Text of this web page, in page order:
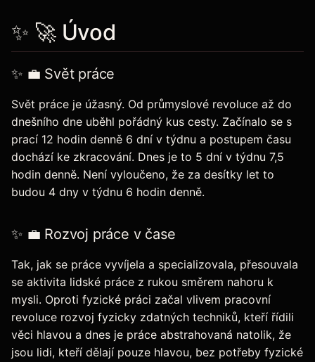
✨ 🚀 Úvod
✨ 💼 Svět práce
Svět práce je úžasný. Od průmyslové revoluce až do
dnešního dne uběhl pořádný kus cesty. Začínalo se s
prací 12 hodin denně 6 dní v týdnu a postupem času
dochází ke zkracování. Dnes je to 5 dní v týdnu 7,5
hodin denně. Není vyloučeno, že za desítky let to
budou 4 dny v týdnu 6 hodin denně.
✨ 💼 Rozvoj práce v čase
Tak, jak se práce vyvíjela a specializovala, přesouvala
se aktivita lidské práce z rukou směrem nahoru k
mysli. Oproti fyzické práci začal vlivem pracovní
revoluce rozvoj fyzicky zdatných techniků, kteří řídili
věci hlavou a dnes je práce abstrahovaná natolik, že
jsou lidi, kteří dělají pouze hlavou, bez potřeby fyzické